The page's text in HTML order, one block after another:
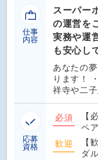
仕事
内容
スーパー
の運営を
実務や運
も安心し
あなたの
ります！
祥寺や二
応募
資格
必須
【
ペ
歓迎
【
ダ